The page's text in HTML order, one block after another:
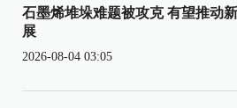
石墨烯堆垛难题被攻克 有望推动
展
2026-08-04 03:05